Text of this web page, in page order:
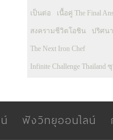
เป็นต่อ เนื้อคู่ The Final
สงครามชีวิตโอชิน ปริศน
The Next Iron Chef
Infinite Challenge
ฟังวิทยุออนไลน์